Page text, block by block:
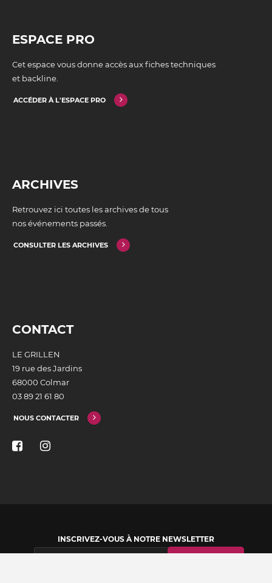
ESPACE PRO
Cet espace vous donne accès aux fiches techniques
et backline.
ACCÉDER À L'ESPACE PRO
ARCHIVES
Retrouvez ici toutes les archives de tous
nos événements passés.
CONSULTER LES ARCHIVES
CONTACT
LE GRILLEN
19 rue des Jardins
68000 Colmar
03 89 21 61 80
NOUS CONTACTER
INSCRIVEZ-VOUS À NOTRE NEWSLETTER